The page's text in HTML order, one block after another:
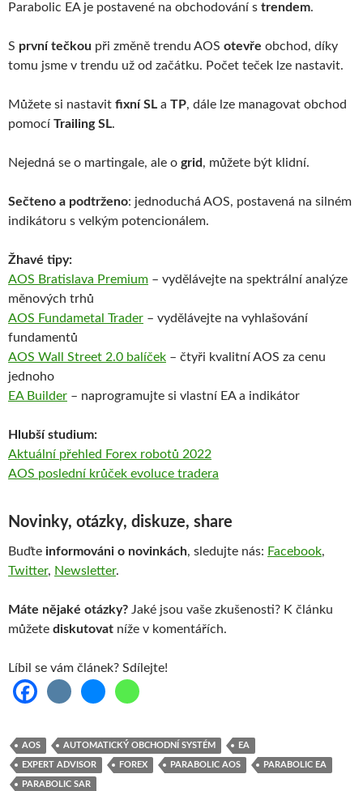
Parabolic EA je postavené na obchodování s trendem.
S první tečkou při změně trendu AOS otevře obchod, díky
tomu jsme v trendu už od začátku. Počet teček lze nastavit.
Můžete si nastavit fixní SL a TP, dále lze managovat obchod
pomocí Trailing SL.
Nejedná se o martingale, ale o grid, můžete být klidní.
Sečteno a podtrženo: jednoduchá AOS, postavená na silném
indikátoru s velkým potencionálem.
Žhavé tipy:
AOS Bratislava Premium – vydělávejte na spektrální analýze
měnových trhů
AOS Fundametal Trader – vydělávejte na vyhlašování
fundamentů
AOS Wall Street 2.0 balíček – čtyři kvalitní AOS za cenu
jednoho
EA Builder – naprogramujte si vlastní EA a indikátor
Hlubší studium:
Aktuální přehled Forex robotů 2022
AOS poslední krůček evoluce tradera
Novinky, otázky, diskuze, share
Buďte informováni o novinkách, sledujte nás: Facebook,
Twitter, Newsletter.
Máte nějaké otázky? Jaké jsou vaše zkušenosti? K článku
můžete diskutovat níže v komentářích.
Líbil se vám článek? Sdílejte!
AOS AUTOMATICKÝ OBCHODNÍ SYSTÉM EA
EXPERT ADVISOR FOREX PARABOLIC AOS PARABOLIC EA
PARABOLIC SAR